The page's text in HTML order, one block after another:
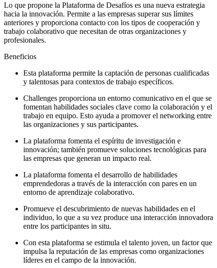
Lo que propone la Plataforma de Desafíos es una nueva estrategia
hacia la innovación. Permite a las empresas superar sus límites
anteriores y proporciona contacto con los tipos de cooperación y
trabajo colaborativo que necesitan de otras organizaciones y
profesionales.
Beneficios
Esta plataforma permite la captación de personas cualificadas
y talentosas para contextos de trabajo específicos.
Challenges proporciona un entorno comunicativo en el que se
fomentan habilidades sociales clave como la colaboración y el
trabajo en equipo. Esto ayuda a promover el networking entre
las organizaciones y sus participantes.
La plataforma fomenta el espíritu de investigación e
innovación; también promueve soluciones tecnológicas para
las empresas que generan un impacto real.
La plataforma fomenta el desarrollo de habilidades
emprendedoras a través de la interacción con pares en un
entorno de aprendizaje colaborativo.
Promueve el descubrimiento de nuevas habilidades en el
individuo, lo que a su vez produce una interacción innovadora
entre los participantes in situ.
Con esta plataforma se estimula el talento joven, un factor que
impulsa la reputación de las empresas como organizaciones
líderes en el campo de la innovación.